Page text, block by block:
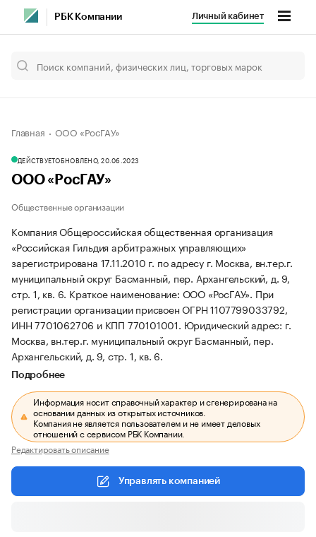
РБК Компании Личный кабинет
Главная ООО «РосГАУ»
ДЕЙСТВУЕТОБНОВЛЕНО, 20.06.2023
ООО «РосГАУ»
Общественные организации
Компания Общероссийская общественная организация
«Российская Гильдия арбитражных управляющих»
зарегистрирована 17.11.2010 г. по адресу г. Москва, вн.тер.г.
муниципальный округ Басманный, пер. Архангельский, д. 9,
стр. 1, кв. 6. Краткое наименование: ООО «РосГАУ». При
регистрации организации присвоен ОГРН 1107799033792,
ИНН 7701062706 и КПП 770101001. Юридический адрес: г.
Москва, вн.тер.г. муниципальный округ Басманный, пер.
Архангельский, д. 9, стр. 1, кв. 6.
Подробнее
Информация носит справочный характер и сгенерирована на
основании данных из открытых источников.
Компания не является пользователем и не имеет деловых
отношений с сервисом РБК Компании.
Редактировать описание
Управлять компанией